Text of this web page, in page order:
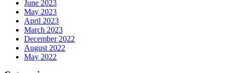
June 2023
May 2023
April 2023
March 2023
December 2022
August 2022
May 2022